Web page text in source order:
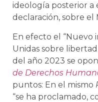
ideología posterior a
declaración, sobre el
En efecto el “Nuevo
Unidas sobre
del año 2023 se
de Derechos
puntos: En el mismo
“se ha proclamado,